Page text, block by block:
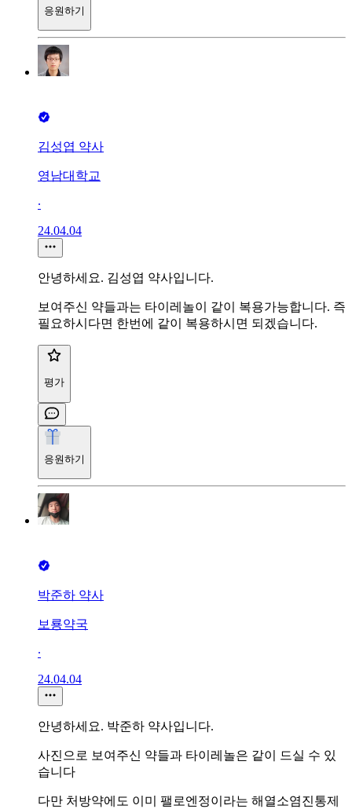
응원하기
김성엽 약사
영남대학교
∙
24.04.04
안녕하세요. 김성엽 약사입니다.
보여주신 약들과는 타이레놀이 같이 복용가능합니다. 즉
필요하시다면 한번에 같이 복용하시면 되겠습니다.
평가
응원하기
박준하 약사
보룡약국
∙
24.04.04
안녕하세요. 박준하 약사입니다.
사진으로 보여주신 약들과 타이레놀은 같이 드실 수 있
습니다
다만 처방약에도 이미 팰로엔정이라는 해열소염진통제